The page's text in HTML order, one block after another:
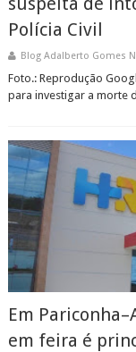
Polícia Civil
Blog Adalberto Gomes
Foto.: Reprodução
para investigar a morte
Em
em feira é